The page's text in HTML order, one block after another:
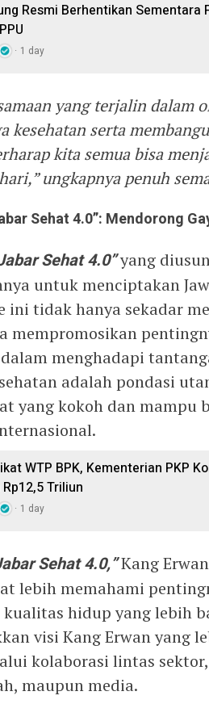
Resmi Berhentikan Sementara
1 day
yang terjalin dalam
kesehatan serta
kita semua bisa
ungkapnya penuh
Sehat 4.0”: Mendorong
Sehat 4.0”yang
untuk menciptakan
ini tidak hanya sekadar
mempromosikan
menghadapi
adalah pondasi
yang kokoh dan mampu
WTP BPK, Kementerian PKP
Triliun
1 day
Sehat 4.0,”Kang
lebih memahami
kualitas hidup yang lebih
visi Kang Erwan yang
kolaborasi lintas
maupun media.